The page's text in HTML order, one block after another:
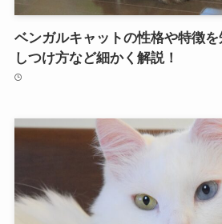
ベンガルキャットの性格や特徴
しつけ方など細かく解説！